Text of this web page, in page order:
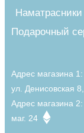
Наматрасники
Подарочный
Адрес магазина 1:
ул. Денисовская
Адрес магазина 2:
маг. 24